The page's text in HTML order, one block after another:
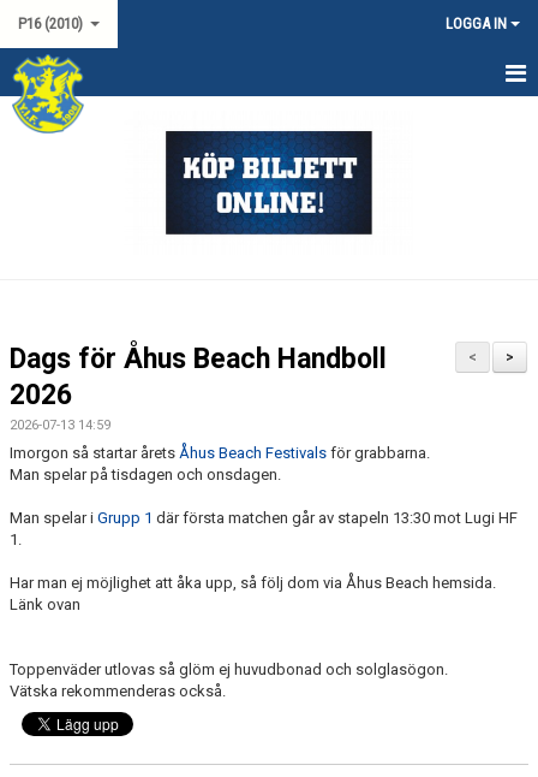
P16 (2010) LOGGA IN
HEM
KONTAKT
MATCHER
SERIESPEL P19 SYD
USM P16
>
<
Dags för Åhus Beach Handboll
2026
2026-07-13 14:59
Imorgon så startar årets Åhus Beach Festivals för grabbarna.
Man spelar på tisdagen och onsdagen.
Man spelar i Grupp 1 där första matchen går av stapeln 13:30 mot Lugi HF
1.
Har man ej möjlighet att åka upp, så följ dom via Åhus Beach hemsida.
Länk ovan
Toppenväder utlovas så glöm ej huvudbonad och solglasögon.
Vätska rekommenderas också.